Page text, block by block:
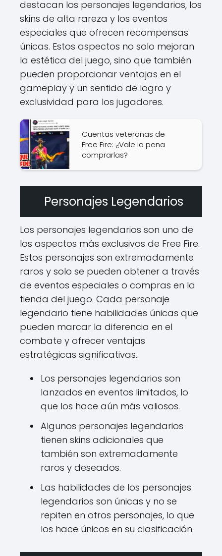
destacan los personajes legendarios, los
skins de alta rareza y los eventos
especiales que ofrecen recompensas
únicas. Estos aspectos no solo mejoran
la estética del juego, sino que también
pueden proporcionar ventajas en el
gameplay y un sentido de logro y
exclusividad para los jugadores.
Cuentas veteranas de
Free Fire: ¿Vale la pena
comprarlas?
Personajes Legendarios
Los personajes legendarios son uno de
los aspectos más exclusivos de Free Fire.
Estos personajes son extremadamente
raros y solo se pueden obtener a través
de eventos especiales o compras en la
tienda del juego. Cada personaje
legendario tiene habilidades únicas que
pueden marcar la diferencia en el
combate y ofrecer ventajas
estratégicas significativas.
Los personajes legendarios son
lanzados en eventos limitados, lo
que los hace aún más valiosos.
Algunos personajes legendarios
tienen skins adicionales que
también son extremadamente
raros y deseados.
Las habilidades de los personajes
legendarios son únicas y no se
repiten en otros personajes, lo que
los hace únicos en su clasificación.